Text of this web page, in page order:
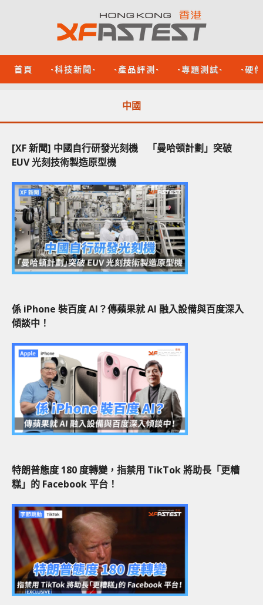
首頁 -科技新聞- -產品評測- -專題測試- -硬
中國
[XF 新聞] 中國自行研發光刻機 「曼哈頓計劃」突破
EUV 光刻技術製造原型機
係 iPhone 裝百度 AI？傳蘋果就 AI 融入設備與百度深入
傾談中！
特朗普態度 180 度轉變，指禁用 TikTok 將助長「更糟
糕」的 Facebook 平台！